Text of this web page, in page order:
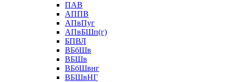
ПАВ
АППВ
АПвПуг
АПвБШп(г)
БПВЛ
ВБбШв
ВБШв
ВБбШвнг
ВБШвНГ